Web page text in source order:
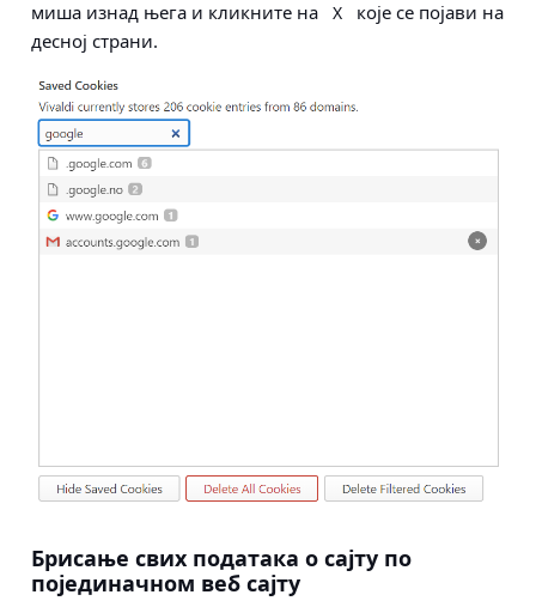
миша изнад њега и кликните на X
које се појави на
десној страни.
Брисање свих података о сајту по
појединачном веб сајту